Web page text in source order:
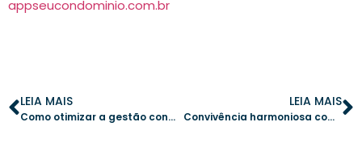
appseucondominio.com.br
LEIA MAIS
Como otimizar a gestão condominial com relatórios digitais
LEIA MAIS
Convivência harmoniosa com pets em condomínios: dicas práticas para um ambiente saudável